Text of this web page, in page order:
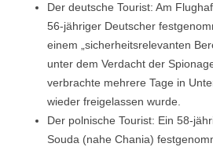
Der deutsche Tourist: Am
56-jähriger Deutscher
einem „sicherheitsrelevanten
unter dem Verdacht der
verbrachte mehrere Tage in
wieder freigelassen wurde.
Der polnische Tourist: Ein 58-
Souda (nahe Chania)